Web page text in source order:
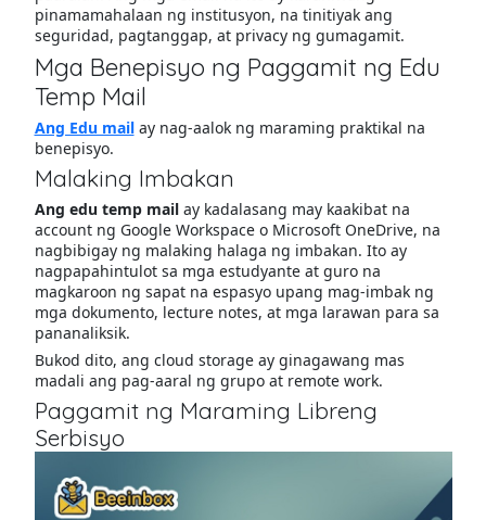
pinamamahalaan ng institusyon, na tinitiyak ang
seguridad, pagtanggap, at privacy ng gumagamit.
Mga Benepisyo ng Paggamit ng Edu
Temp Mail
Ang Edu mailay nag-aalok ng maraming praktikal na
benepisyo.
Malaking Imbakan
Ang edu temp mailay kadalasang may kaakibat na
account ng Google Workspace o Microsoft OneDrive, na
nagbibigay ng malaking halaga ng imbakan. Ito ay
nagpapahintulot sa mga estudyante at guro na
magkaroon ng sapat na espasyo upang mag-imbak ng
mga dokumento, lecture notes, at mga larawan para sa
pananaliksik.
Bukod dito, ang cloud storage ay ginagawang mas
madali ang pag-aaral ng grupo at remote work.
Paggamit ng Maraming Libreng
Serbisyo